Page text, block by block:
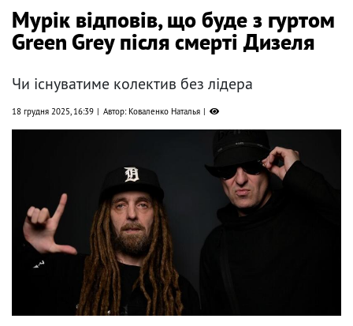
Мурік відповів, що буде з гуртом
Green Grey після смерті Дизеля
Чи існуватиме колектив без лідера
18 грудня 2025, 16:39 Автор: Коваленко Наталья